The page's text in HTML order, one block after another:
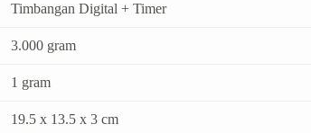
Timbangan Digital + Timer
3.000 gram
1 gram
19.5 x 13.5 x 3 cm